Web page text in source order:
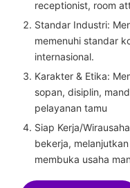
receptionist, room
Standar Industri:
memenuhi standar
internasional.
Karakter & Etika:
sopan, disiplin,
pelayanan tamu
Siap Kerja/
bekerja,
membuka usaha